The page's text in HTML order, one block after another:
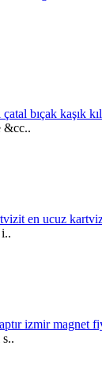
bıçak kaşık
&cc..
en ucuz
izmir magnet
s..